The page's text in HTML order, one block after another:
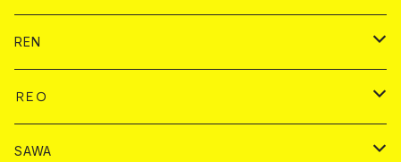
ドリンク
ドリンク
ヤードグラス
チェキ
ドリンク
ドリンク
シャンパン
チェキ
バイカ
ドリンク
シャンパン
チェキ
REN
バイカ
ドリンク
ＲＥＯ
ドリンク
SAWA